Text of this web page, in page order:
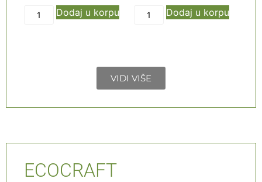
Dodaj u korpu Dodaj u korpu
VIDI VIŠE
ECOCRAFT